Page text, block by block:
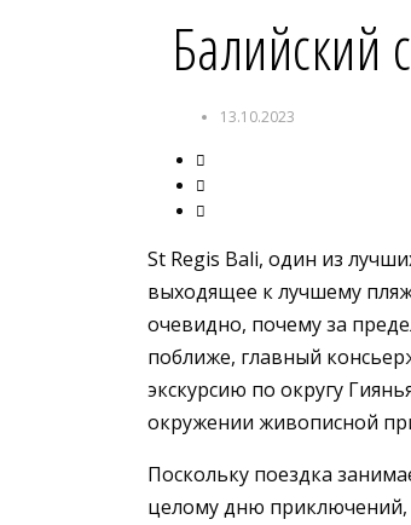
Балийский
13.10.2023
St Regis Bali, один из
выходящее к лучшему
очевидно, почему за
поближе, главный
экскурсию по округу
окружении живописной
Поскольку поездка
целому дню приключений,